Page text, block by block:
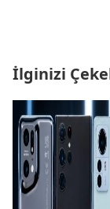
İlginizi